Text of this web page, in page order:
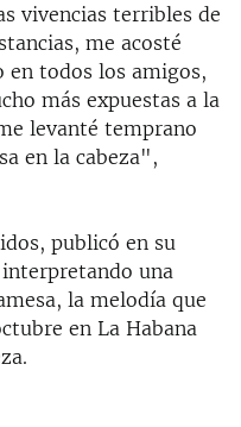
vivencias terribles de
me acosté
en todos los amigos,
más expuestas a la
levanté temprano
en la cabeza",
publicó en su
una
la melodía que
en La Habana